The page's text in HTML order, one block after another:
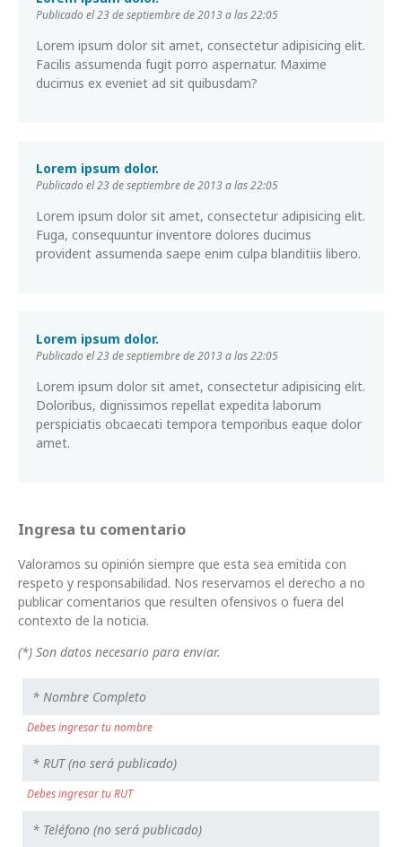
Publicado el 23 de septiembre de 2013 a las 22:05
Lorem ipsum dolor sit amet, consectetur adipisicing elit.
Facilis assumenda fugit porro aspernatur. Maxime
ducimus ex eveniet ad sit quibusdam?
Lorem ipsum dolor.
Publicado el 23 de septiembre de 2013 a las 22:05
Lorem ipsum dolor sit amet, consectetur adipisicing elit.
Fuga, consequuntur inventore dolores ducimus
provident assumenda saepe enim culpa blanditiis libero.
Lorem ipsum dolor.
Publicado el 23 de septiembre de 2013 a las 22:05
Lorem ipsum dolor sit amet, consectetur adipisicing elit.
Doloribus, dignissimos repellat expedita laborum
perspiciatis obcaecati tempora temporibus eaque dolor
amet.
Ingresa tu comentario
Valoramos su opinión siempre que esta sea emitida con
respeto y responsabilidad. Nos reservamos el derecho a no
publicar comentarios que resulten ofensivos o fuera del
contexto de la noticia.
(*) Son datos necesario para enviar.
Debes ingresar tu nombre
Debes ingresar tu RUT